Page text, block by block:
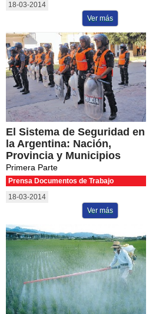
18-03-2014
Ver más
El Sistema de Seguridad en
la Argentina: Nación,
Provincia y Municipios
Primera Parte
Prensa Documentos de Trabajo
18-03-2014
Ver más